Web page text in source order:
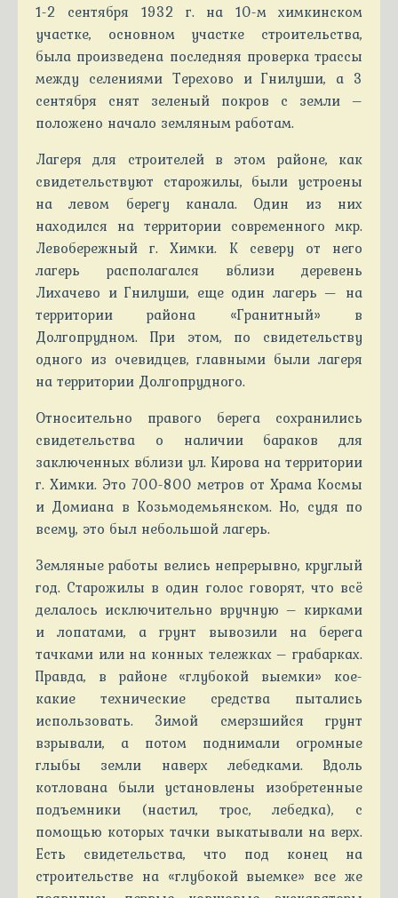
1-2 сентября 1932 г. на 10-м химкинском
участке, основном участке строительства,
была произведена последняя проверка трассы
между селениями Терехово и Гнилуши, а 3
сентября снят зеленый покров с земли –
положено начало земляным работам.
Лагеря для строителей в этом районе, как
свидетельствуют старожилы, были устроены
на левом берегу канала. Один из них
находился на территории современного мкр.
Левобережный г. Химки. К северу от него
лагерь располагался вблизи деревень
Лихачево и Гнилуши, еще один лагерь — на
территории района «Гранитный» в
Долгопрудном. При этом, по свидетельству
одного из очевидцев, главными были лагеря
на территории Долгопрудного.
Относительно правого берега сохранились
свидетельства о наличии бараков для
заключенных вблизи ул. Кирова на территории
г. Химки. Это 700-800 метров от Храма Космы
и Домиана в Козьмодемьянском. Но, судя по
всему, это был небольшой лагерь.
Земляные работы велись непрерывно, круглый
год. Старожилы в один голос говорят, что всё
делалось исключительно вручную – кирками
и лопатами, а грунт вывозили на берега
тачками или на конных тележках – грабарках.
Правда, в районе «глубокой выемки» кое-
какие технические средства пытались
использовать. Зимой смерзшийся грунт
взрывали, а потом поднимали огромные
глыбы земли наверх лебедками. Вдоль
котлована были установлены изобретенные
подъемники (настил, трос, лебедка), с
помощью которых тачки выкатывали на верх.
Есть свидетельства, что под конец на
строительстве на «глубокой выемке» все же